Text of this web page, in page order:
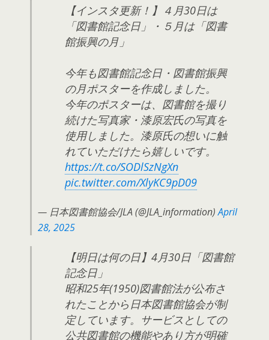
【インスタ更新！】４月30日は
「図書館記念日」・５月は「図書
館振興の月」
今年も図書館記念日・図書館振興
の月ポスターを作成しました。
今年のポスターは、図書館を撮り
続けた写真家・漆原宏氏の写真を
使用しました。漆原氏の想いに触
れていただけたら嬉しいです。
https://t.co/SODlSzNgXn
pic.twitter.com/XlyKC9pD09
— 日本図書館協会/JLA (@JLA_information)April
28, 2025
【明日は何の日】4月30日「図書館
記念日」
昭和25年(1950)図書館法が公布さ
れたことから日本図書館協会が制
定しています。サービスとしての
公共図書館の機能やあり方が明確